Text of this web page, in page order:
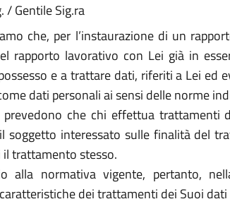
/ Gentile Sig.ra
che, per l’instaurazione di un
rapporto lavorativo con Lei già in
e a trattare dati, riferiti a Lei ed
dati personali ai sensi delle norme
prevedono che chi effettua trattamenti
soggetto interessato sulle finalità del
trattamento stesso.
alla normativa vigente, pertanto,
dei trattamenti dei Suoi